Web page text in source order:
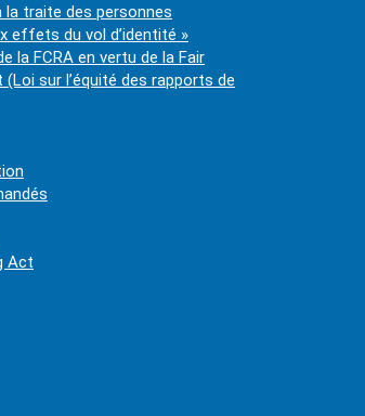
traite des personnes
effets du vol d’identité »
la FCRA en vertu de la Fair
sur l’équité des rapports de
Act